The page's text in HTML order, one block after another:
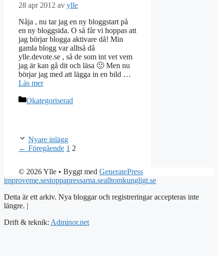
28 apr 2012 av ylle
Nåja , nu tar jag en ny bloggstart på
en ny bloggsida. O så får vi hoppas att
jag börjar blogga aktivare då! Min
gamla blogg var alltså då
ylle.devote.se , så de som int vet vem
jag är kan gå dit och läsa 🙂 Men nu
börjar jag med att lägga in en bild …
Läs mer
Kategorier
Okategoriserad
Nyare inlägg
← Föregående Sida
1 Sida
2
© 2026 Ylle • Byggt med GeneratePress
improveme.sestoppapressarna.sealltomkungligt.se
Detta är ett arkiv. Nya bloggar och registreringar accepteras inte
längre. |
Drift & teknik: Adminor.net